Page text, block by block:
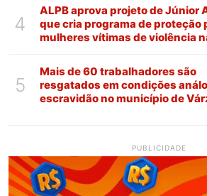
4
ALPB aprova projeto de Júnior
que cria programa de proteção
mulheres vítimas de violência
5
Mais de 60 trabalhadores são
resgatados em condições
escravidão no município de
PUBLICIDADE